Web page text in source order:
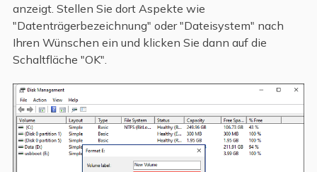
anzeigt. Stellen Sie dort Aspekte wie
"Datenträgerbezeichnung" oder "Dateisystem" nach
Ihren Wünschen ein und klicken Sie dann auf die
Schaltfläche "OK".